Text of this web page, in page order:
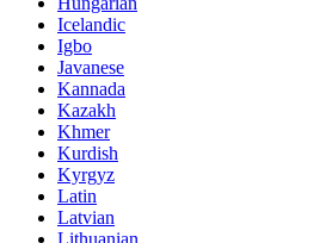
Icelandic
Igbo
Javanese
Kannada
Kazakh
Khmer
Kurdish
Kyrgyz
Latin
Latvian
Lithuanian